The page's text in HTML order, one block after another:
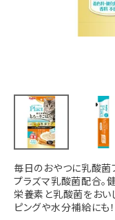
毎日のおやつに乳酸菌
プラズマ乳酸菌配合。
栄養素と乳酸菌をおい
ピングや水分補給にも！